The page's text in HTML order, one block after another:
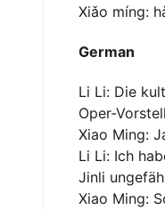
Xiǎo míng:
German
Li Li: Die
Oper-
Xiao Ming:
Li Li: Ich
Jinli
Xiao Ming: